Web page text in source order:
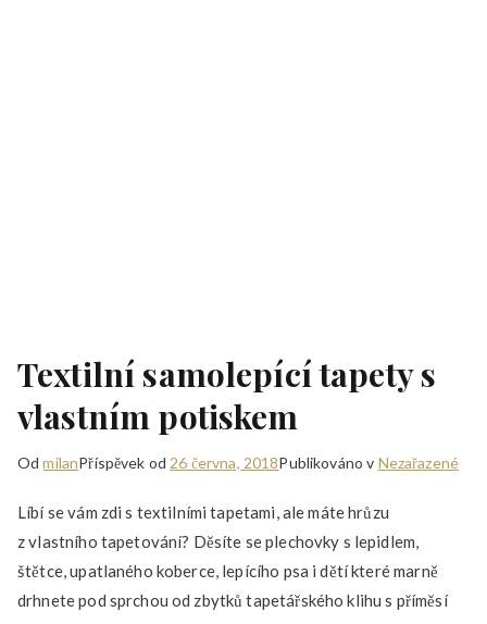
Textilní samolepící tapety s
vlastním potiskem
OdmilanPříspěvek od26 června, 2018Publikováno v Nezařazené
Líbí se vám zdi s textilními tapetami, ale máte hrůzu
z vlastního tapetování? Děsíte se plechovky s lepidlem,
štětce, upatlaného koberce, lepícího psa i dětí které marně
drhnete pod sprchou od zbytků tapetářského klihu s příměsí